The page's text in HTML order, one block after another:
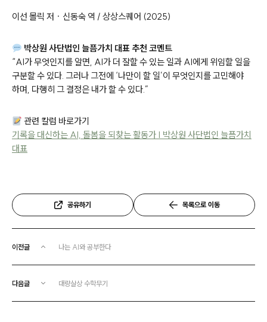
이선 몰릭 저 · 신동숙 역 / 상상스퀘어 (2025)
박상원 사단법인 늘픔가치 대표 추천 코멘트
“AI가 무엇인지를 알면, AI가 더 잘할 수 있는 일과 AI에게 위임할 일을
구분할 수 있다. 그러나 그전에 ‘나만이 할 일’이 무엇인지를 고민해야
하며, 다행히 그 결정은 내가 할 수 있다.”
관련 칼럼 바로가기
기록을 대신하는 AI, 돌봄을 되찾는 활동가 | 박상원 사단법인 늘픔가치
대표
공유하기 목록으로 이동
이전글 나는 AI와 공부한다
다음글 대량살상 수학무기